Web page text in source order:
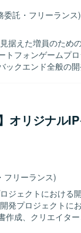
委託・フリーランス)
のための募集となります
トフォンゲームプ
ックエンド全般の
ちの方を求めてい
望ましいです。 【ポジション
マルチプラットフ
。高トラフィック
意識した設計・実装
などのパブリッ
、GitHub
オリジナル
フリーランス)
ェクトにおける開発
発プロジェクトに
作成、クリエイタ